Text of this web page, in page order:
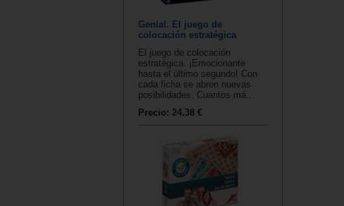
Genial. El juego de
colocación estratégica
El juego de colocación
estratégica. ¡Emocionante
hasta el último segundo! Con
cada ficha se abren nuevas
posibilidades. Cuantos má...
Precio: 24.38 €